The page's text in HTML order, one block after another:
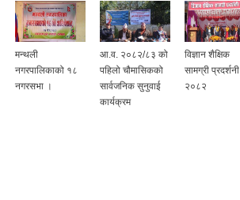
मन्थली
नगरपालिकाको १८
नगरसभा ।
आ.व. २०८२/८३ को
पहिलो चौमासिकको
सार्वजनिक सुनुवाई
कार्यक्रम
विज्ञान शैक्षिक
सामग्री प्रदर्शनी
२०८२